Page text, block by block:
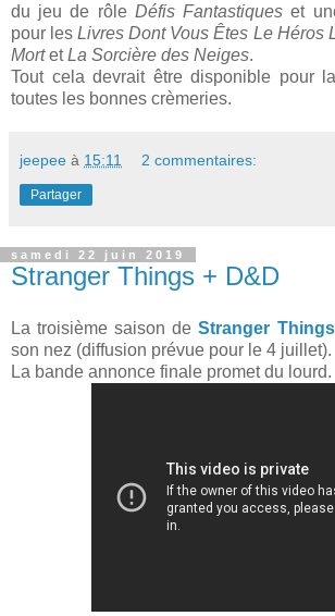
du jeu de rôle Défis Fantastiques et
pour lesLivres Dont Vous Êtes Le Héros
MortetLa Sorcière des Neiges.
Tout cela devrait être disponible pour
toutes les bonnes crèmeries.
jeepee à 15:11 2 commentaires:
Partager
samedi 22 juin 2019
Stranger Things + D&D
La troisième saison deStranger Things
son nez (diffusion prévue pour le 4 juillet).
La bande annonce finale promet du lourd.